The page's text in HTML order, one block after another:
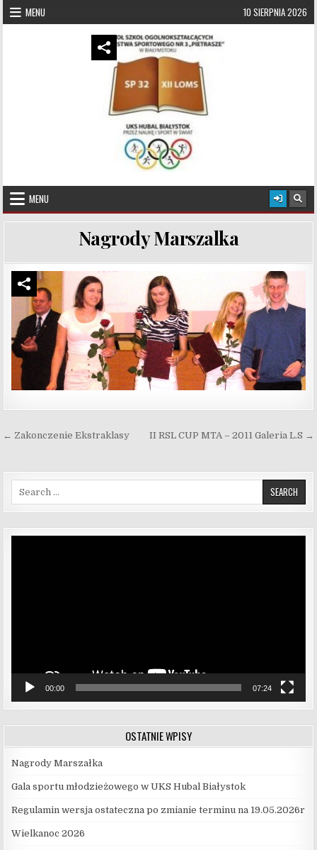
Skip to content
MENU 10 SIERPNIA 2026
UKS Hubal Białystok
MENU
Nagrody Marszalka
Nawigacja wpisuII RSL CUP MTA – 2011 Galeria L.S →
← Zakonczenie Ekstraklasy
Search for:
00:00 07:24
OSTATNIE WPISY
Nagrody Marszałka
Gala sportu młodzieżowego w UKS Hubal Białystok
Regulamin wersja ostateczna po zmianie terminu na 19.05.2026r
Wielkanoc 2026